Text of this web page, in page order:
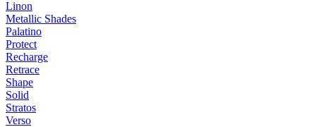
Linon
Metallic Shades
Palatino
Protect
Recharge
Retrace
Shape
Solid
Stratos
Verso